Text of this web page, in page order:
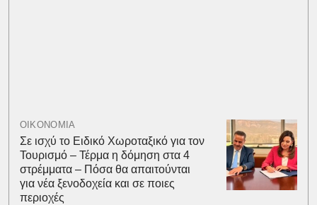
ΟΙΚΟΝΟΜΙΑ
Σε ισχύ το Ειδικό Χωροταξικό για τον
Τουρισμό – Τέρμα η δόμηση στα 4
στρέμματα – Πόσα θα απαιτούνται
για νέα ξενοδοχεία και σε ποιες
περιοχές